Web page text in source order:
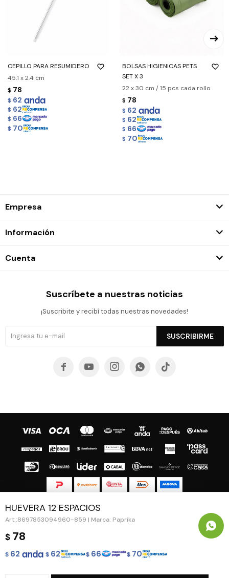
HUEVERA 12 ESPACIOS
8697853094960-859 | Marca: Paprika
$ 78
$ 62 $ 62 $ 66 $ 70
CEPILLO PARA RESUMIDERO
45.1 x 2.4 cm
$ 78
$ 62
$ 62
$ 66
$ 70
BOLSAS HIGIENICAS PETS
SET X 3
22 x 30 cm / 15 pcs cada rollo
$ 78
$ 62
$ 62
$ 66
$ 70
Empresa
Información
Cuenta
Suscríbete a nuestras noticias
¡Suscribite y recibí todas nuestras novedades!
SUSCRIBIRME
    
© Copyright 2026 / Guapa - Paprika